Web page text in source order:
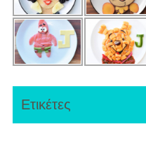
Ετικέτες